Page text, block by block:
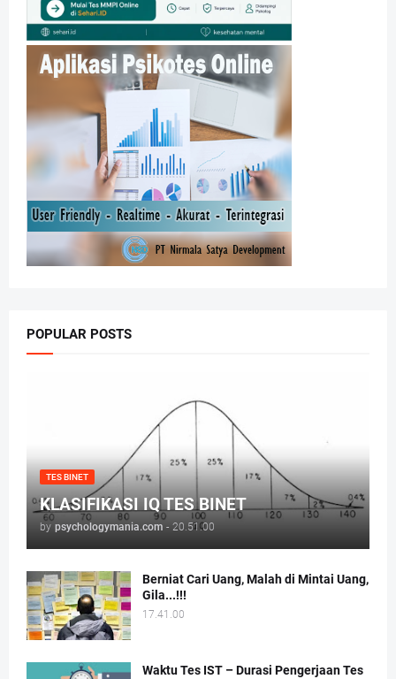
POPULAR POSTS
TES BINET
KLASIFIKASI IQ TES BINET
by psychologymania.com - 20.51.00
Berniat Cari Uang, Malah di Mintai Uang,
Gila...!!!
17.41.00
Waktu Tes IST – Durasi Pengerjaan Tes